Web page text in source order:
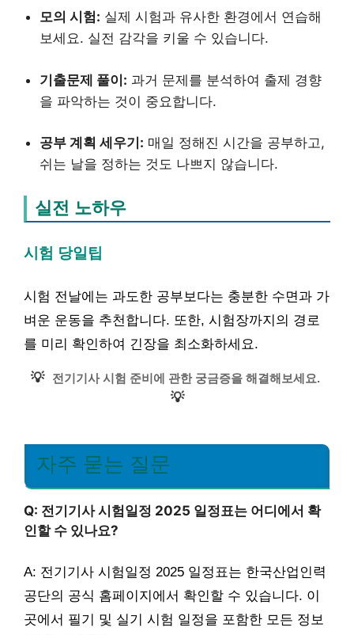
모의 시험: 실제 시험과 유사한 환경에서 연습해
보세요. 실전 감각을 키울 수 있습니다.
기출문제 풀이: 과거 문제를 분석하여 출제 경향
을 파악하는 것이 중요합니다.
공부 계획 세우기: 매일 정해진 시간을 공부하고,
쉬는 날을 정하는 것도 나쁘지 않습니다.
실전 노하우
시험 당일팁
시험 전날에는 과도한 공부보다는 충분한 수면과 가
벼운 운동을 추천합니다. 또한, 시험장까지의 경로
를 미리 확인하여 긴장을 최소화하세요.
💡 전기기사 시험 준비에 관한 궁금증을 해결해보세요.
💡
자주 묻는 질문
Q: 전기기사 시험일정 2025 일정표는 어디에서 확
인할 수 있나요?
A: 전기기사 시험일정 2025 일정표는 한국산업인력
공단의 공식 홈페이지에서 확인할 수 있습니다. 이
곳에서 필기 및 실기 시험 일정을 포함한 모든 정보